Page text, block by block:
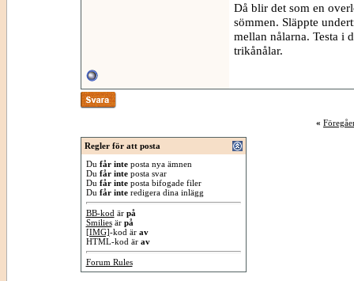
Då blir det som en
sömmen. Släppte
mellan nålarna. Testa i
trikånålar.
«
Regler för att posta
Du får inteposta nya ämnen
Du får inteposta svar
Du får inteposta bifogade filer
Du får interedigera dina inlägg
BB-kod är på
Smiliesär på
[IMG]-kod är av
HTML-kod är av
Forum Rules